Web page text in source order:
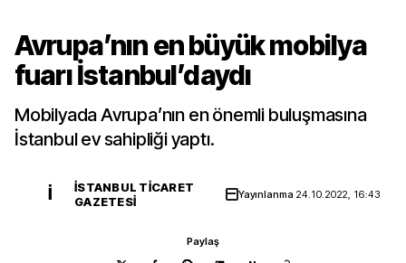
Avrupa’nın en büyük mobilya
fuarı İstanbul’daydı
Mobilyada Avrupa’nın en önemli buluşmasına
İstanbul ev sahipliği yaptı.
İ
İSTANBUL TICARET
GAZETESI
Yayınlanma 24.10.2022, 16:43
Paylaş